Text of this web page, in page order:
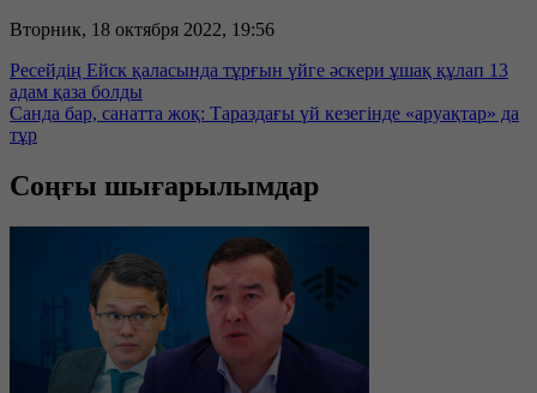
Вторник, 18 октября 2022, 19:56
Ресейдің Ейск қаласында тұрғын үйге әскери ұшақ құлап 13
адам қаза болды
Санда бар, санатта жоқ: Тараздағы үй кезегінде «аруақтар» да
тұр
Соңғы шығарылымдар